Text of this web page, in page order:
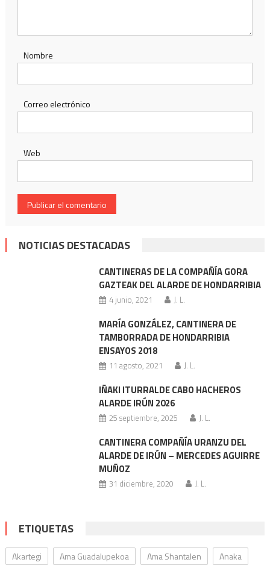
Nombre
Correo electrónico
Web
NOTICIAS DESTACADAS
CANTINERAS DE LA COMPAÑÍA GORA
GAZTEAK DEL ALARDE DE HONDARRIBIA
4 junio, 2021 J. L.
MARÍA GONZÁLEZ, CANTINERA DE
TAMBORRADA DE HONDARRIBIA
ENSAYOS 2018
11 agosto, 2021 J. L.
IÑAKI ITURRALDE CABO HACHEROS
ALARDE IRÚN 2026
25 septiembre, 2025 J. L.
CANTINERA COMPAÑÍA URANZU DEL
ALARDE DE IRÚN – MERCEDES AGUIRRE
MUÑOZ
31 diciembre, 2020 J. L.
ETIQUETAS
Akartegi Ama Guadalupekoa Ama Shantalen
Anaka